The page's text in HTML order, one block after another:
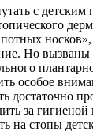
с
Но
особое
достаточно
за
на стопы